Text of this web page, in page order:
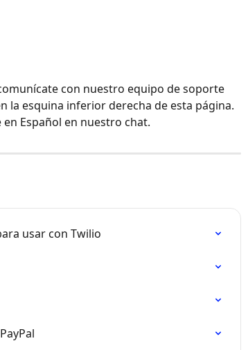
con nuestro equipo de soporte
la esquina inferior derecha de esta página.
Español en nuestro chat.
usar con Twilio